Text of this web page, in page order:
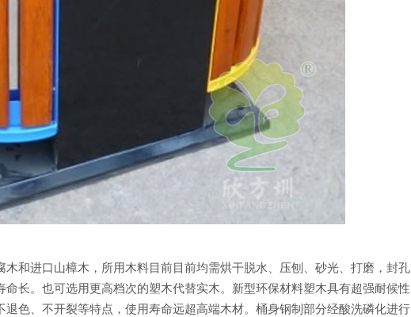
木和进口山樟木，所用木料目前目前均需烘干脱水、压刨、砂光、打磨，封孔
长。也可选用更高档次的塑木代替实木。新型环保材料塑木具有超强耐候性
色、不开裂等特点，使用寿命远超高端木材。桶身钢制部分经酸洗磷化进行